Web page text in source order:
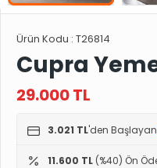
Ürün Kodu : T26814
Cupra
29.000TL
3.021 TL'den Başlayan
11.600 TL (%40) Ön